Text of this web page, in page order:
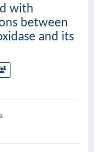
with
between
and its